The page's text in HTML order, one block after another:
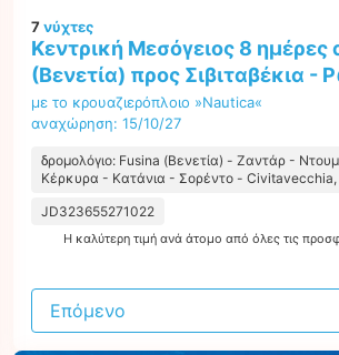
7νύχτες
Κεντρική Μεσόγειος 8
(Βενετία) προς Σιβιταβέκια -
με το κρουαζιερόπλοιο »Nautica«
αναχώρηση: 15/10/27
δρομολόγιο: Fusina (Βενετία) - Ζαντάρ -
Κέρκυρα - Κατάνια - Σορέντο - Civitavecchia,
JD323655271022
Η καλύτερη τιμή ανά άτομο από όλες τις
Επόμενο